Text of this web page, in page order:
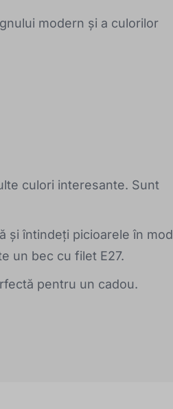
modern și a culorilor
culori interesante. Sunt
și întindeți picioarele în mod
un bec cu filet E27.
pentru un cadou.